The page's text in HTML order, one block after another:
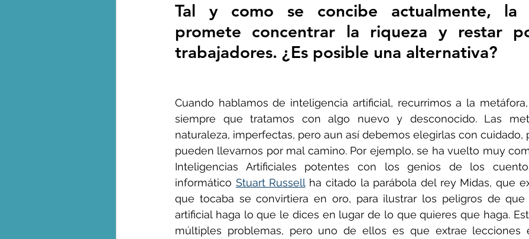
George Monbiot en español Huella de carbono
Tal y como se concibe actualmente, la
promete concentrar la riqueza y restar
trabajadores. ¿Es posible una alternativa?
Cuando hablamos de inteligencia artificial, recurrimos a la
siempre que tratamos con algo nuevo y desconocido. Las
naturaleza, imperfectas, pero aun así debemos elegirlas con cuidado,
pueden llevarnos por mal camino. Por ejemplo, se ha vuelto muy
Inteligencias Artificiales potentes con los genios de los
informático Stuart Russell ha citado la parábola del rey Midas, que
que tocaba se convirtiera en oro, para ilustrar los peligros de que
artificial haga lo que le dices en lugar de lo que quieres que haga.
múltiples problemas, pero uno de ellos es que extrae lecciones